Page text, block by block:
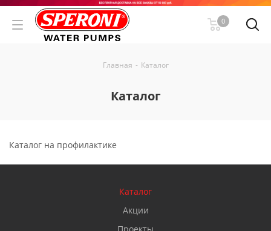
0
Главная - Каталог
Каталог
Каталог на профилактике
Каталог
Акции
Проекты